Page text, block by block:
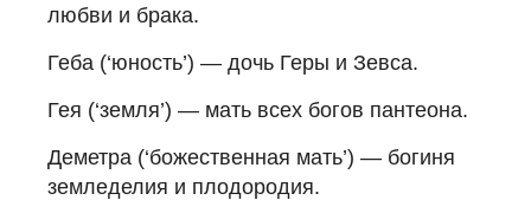
любви и брака.
Геба (‘юность’) — дочь Геры и Зевса.
Гея (‘земля’) — мать всех богов пантеона.
Деметра (‘божественная мать’) — богиня
земледелия и плодородия.